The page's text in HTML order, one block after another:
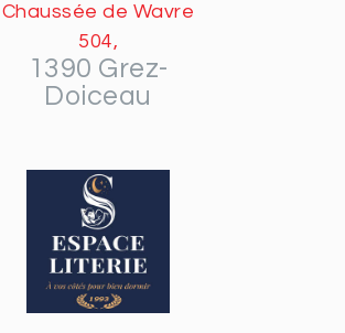
Chaussée de Wavre
504,
1390 Grez-
Doiceau